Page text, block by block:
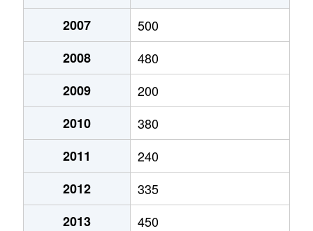
2007
500
2008
480
2009
200
2010
380
2011
240
2012
335
2013
450